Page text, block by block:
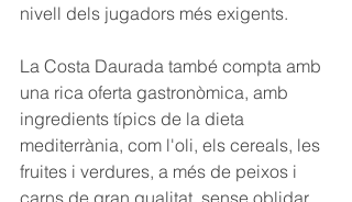
nivell dels jugadors més exigents.
La Costa Daurada també compta amb
una rica oferta gastronòmica, amb
ingredients típics de la dieta
mediterrània, com l'oli, els cereals, les
fruites i verdures, a més de peixos i